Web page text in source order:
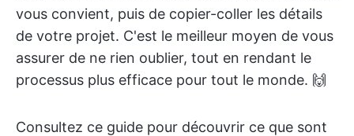
vous convient, puis de copier-coller les détails
de votre projet. C'est le meilleur moyen de vous
assurer de ne rien oublier, tout en rendant le
processus plus efficace pour tout le monde. 🙌
Consultez ce guide pour découvrir ce que sont